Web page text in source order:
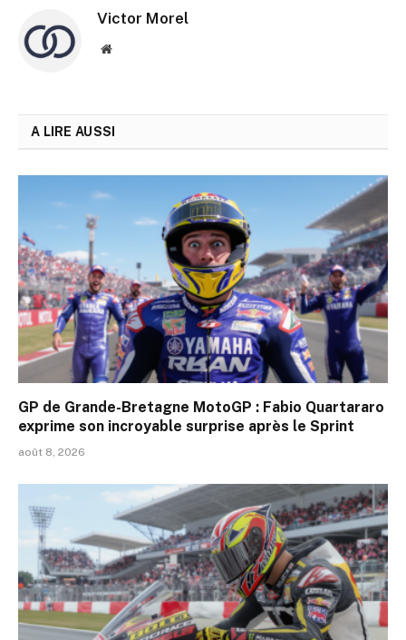
Victor Morel
Site
A LIRE AUSSI
GP de Grande-Bretagne MotoGP : Fabio Quartararo
exprime son incroyable surprise après le Sprint
août 8, 2026